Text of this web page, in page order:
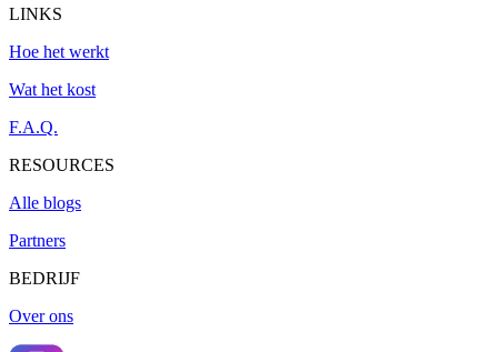
LINKS
Hoe het werkt
Wat het kost
F.A.Q.
RESOURCES
Alle blogs
Partners
BEDRIJF
Over ons